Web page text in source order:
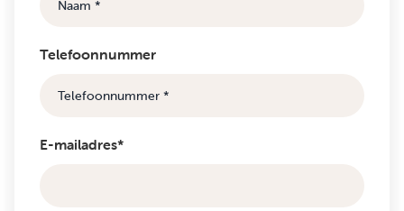
Telefoonnummer
E-mailadres*